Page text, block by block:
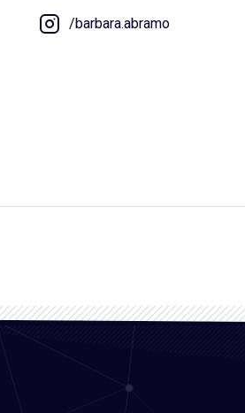
/barbara.abramo